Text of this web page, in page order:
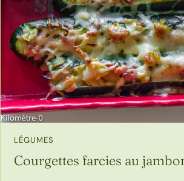
LÉGUMES
Courgettes farcies au